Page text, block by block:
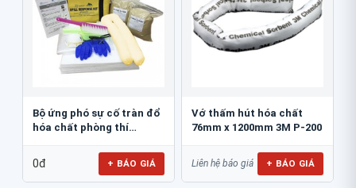
Bộ ứng phó sự cố tràn đổ
hóa chất phòng thí
0đ + BÁO GIÁ
Vớ thấm hút hóa chất
76mm x 1200mm 3M P-200
Liên hệ báo giá + BÁO GIÁ